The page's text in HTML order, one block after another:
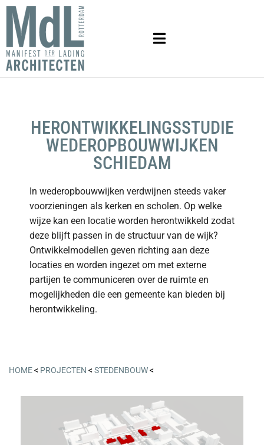
HERONTWIKKELINGSSTUDIE
WEDEROPBOUWWIJKEN
SCHIEDAM
In wederopbouwwijken verdwijnen steeds vaker
voorzieningen als kerken en scholen. Op welke
wijze kan een locatie worden herontwikkeld zodat
deze blijft passen in de structuur van de wijk?
Ontwikkelmodellen geven richting aan deze
locaties en worden ingezet om met externe
partijen te communiceren over de ruimte en
mogelijkheden die een gemeente kan bieden bij
herontwikkeling.
HOME< PROJECTEN < STEDENBOUW<